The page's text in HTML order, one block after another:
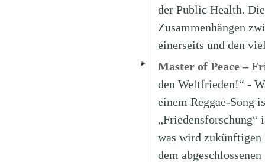
der Public Health.
Zusammenhängen
einerseits und den
Master of Peace –
den Weltfrieden!“ -
einem Reggae-Song
„Friedensforschung“
was wird zukünftigen
dem